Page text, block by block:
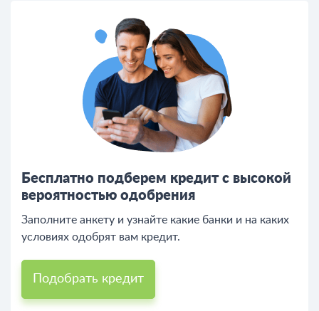
Бесплатно подберем кредит с высокой
вероятностью одобрения
Заполните анкету и узнайте какие банки и на каких
условиях одобрят вам кредит.
Подобрать кредит